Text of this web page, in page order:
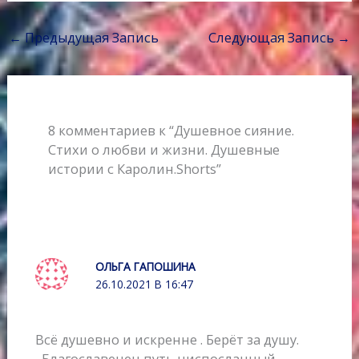
c
e
b
o
i
t
t
e
n
o
k
l
n
i
k
b
e
r
a
t
s
A
п
р
а
в
ь
←Предыдущая Запись Следующая Запись →
8 комментариев к “Душевное сияние.
Стихи о любви и жизни. Душевные
истории с Каролин.Shorts”
ОЛЬГА ГАПОШИНА
26.10.2021 В 16:47
Всё душевно и искренне . Берёт за душу.